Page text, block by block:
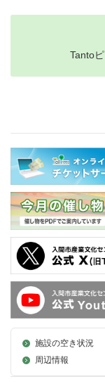
Tanto
施設の空き状況
周辺情報